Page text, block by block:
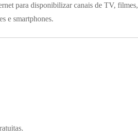
para disponibilizar canais de TV, filmes,
e smartphones.